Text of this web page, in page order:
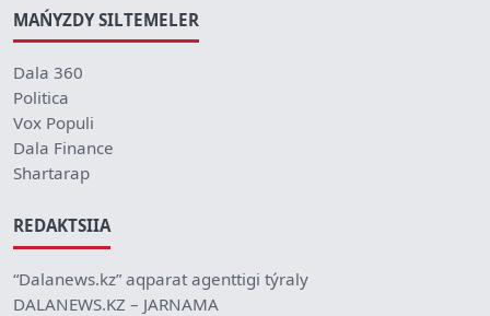
MAŃYZDY SILTEMELER
Dala 360
Politica
Vox Populi
Dala Finance
Shartarap
REDAKTSIIA
“Dalanews.kz” aqparat agenttigi týraly
DALANEWS.KZ – JARNAMA